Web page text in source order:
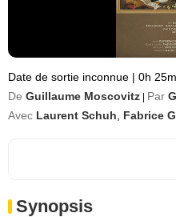
Date de sortie inconnue | 0h
De Guillaume Moscovitz Par
Avec Laurent Schuh Fabrice
Synopsis